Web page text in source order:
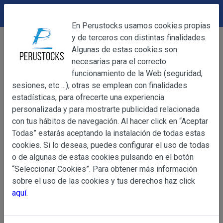
Alimentación
Salsas
Crema de Ají Tarí 400 g
OBJETO
Información
Básica
sobre
de Datos
OBJETO
Las presentes Condiciones Generales regulan la
web www.perustocks.es, del que es titular ALBERT
YACARINE (en adelante, PERUSTOCKS).
La adquisición de cualesquiera de los productos
DEVOLUCIONES
En Perustocks usamos cookies propias
y de terceros con distintas finalidades.
Algunas de estas cookies son
necesarias para el correcto
funcionamiento de la Web (seguridad,
sesiones, etc ...), otras se emplean con finalidades
estadísticas, para ofrecerte una experiencia
personalizada y para mostrarte publicidad relacionada
con tus hábitos de navegación. Al hacer click en “Aceptar
Todas” estarás aceptando la instalación de todas estas
cookies. Si lo deseas, puedes configurar el uso de todas
o de algunas de estas cookies pulsando en el botón
“Seleccionar Cookies”. Para obtener más información
sobre el uso de las cookies y tus derechos haz click
aquí.